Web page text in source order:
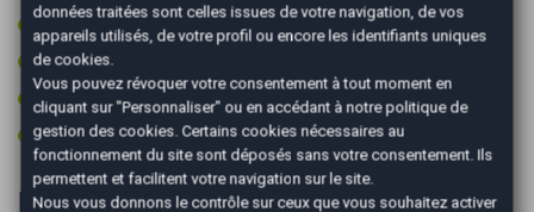
Système d'alerte de véhicule en approche
Système de détection d'obstacles
Volant cuir
Volant multifonctions
Informations complémentaires
données traitées sont celles issues de votre navigation, de vos
appareils utilisés, de votre profil ou encore les identifiants uniques
de cookies.
Vous pouvez révoquer votre consentement à tout moment en
cliquant sur "Personnaliser" ou en accédant à notre politique de
gestion des cookies. Certains cookies nécessaires au
fonctionnement du site sont déposés sans votre consentement. Ils
permettent et facilitent votre navigation sur le site.
Nous vous donnons le contrôle sur ceux que vous souhaitez activer